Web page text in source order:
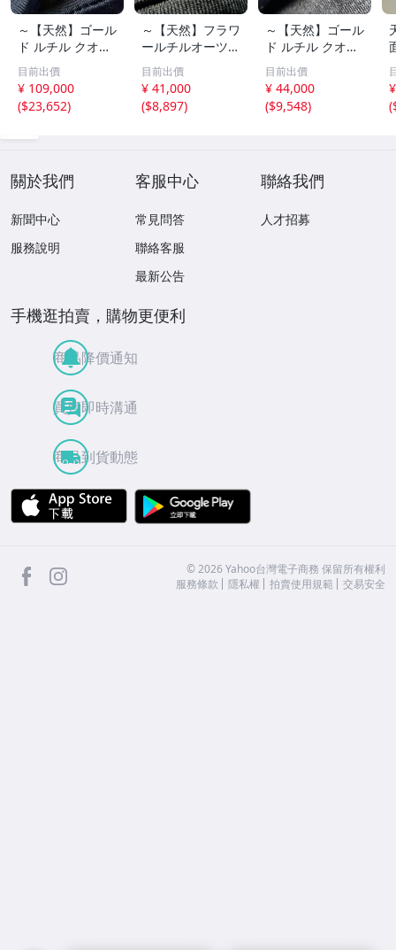
～【天然】ゴール
ド ルチル クオー
ツ 丸玉 18.2mm
8.5g
目前出價
¥ 109,000
($23,652)
～【天然】フラワ
ールチルオーツ
丸玉 10.5mm 1.6
g
目前出價
¥ 41,000
($8,897)
～【天然】ゴール
ド ルチル クオー
ツ 丸玉 13.7mm
3.7g
目前出價
¥ 44,000
($9,548)
(
關於我們
新聞中心
服務說明
客服中心
常見問答
聯絡客服
最新公告
聯絡我們
人才招募
手機逛拍賣，購物更便利
商品降價通知
買賣即時溝通
商品到貨動態
APP Store
facebook ©2026 Yahoo台灣電子商務 保留所有權利
服務條款
隱私權 拍賣使用規範 交易安全